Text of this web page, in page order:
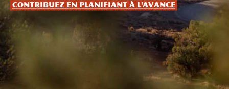
Contribuez en planifiant à l'avance